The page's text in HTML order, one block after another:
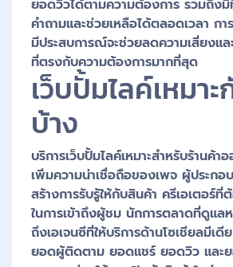
ยอดวิวได้ตามความต้องการ รวมถึง
คำถามและช่วยเหลือได้ตลอดเวลา กา
มีประสบการณ์จะช่วยลดความเสี่ยงแล
ที่ตรงกับความต้องการมากที่สุด
เว็บปั้มไลค์เหมาะ
บ้าง
บริการเว็บปั้มไลค์เหมาะสำหรับร้านค้า
เพิ่มความน่าเชื่อถือของเพจ ผู้ประกอ
สร้างการรับรู้ให้กับสินค้า ครีเอเตอร์ที่
ในการเข้าถึงผู้ชม นักการตลาดที่ดูแล
ถึงเอเจนซีที่ให้บริการด้านโซเชียลมีเ
ยอดผู้ติดตาม ยอดแชร์ ยอดวิว และ